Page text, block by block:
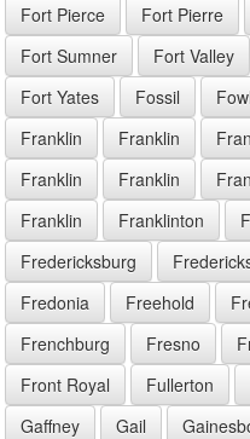
Fort Pierce
Fort Pierre
Fort Sumner
Fort Valley
Fort Yates
Fossil
Franklin
Franklin
Franklin
Franklin
Franklin
Franklinton
Fredericksburg
Fredonia
Freehold
Frenchburg
Fresno
Front Royal
Fullerton
Gaffney
Gail